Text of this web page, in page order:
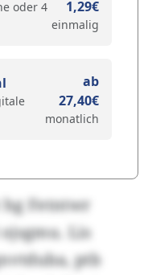
oder 4
1,29€
einmalig
ab
27,40€
monatlich
Fetntwr
Lis
ptb